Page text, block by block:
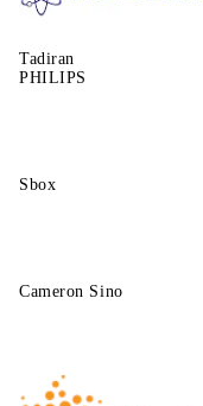
Tadiran
PHILIPS
Sbox
Cameron Sino